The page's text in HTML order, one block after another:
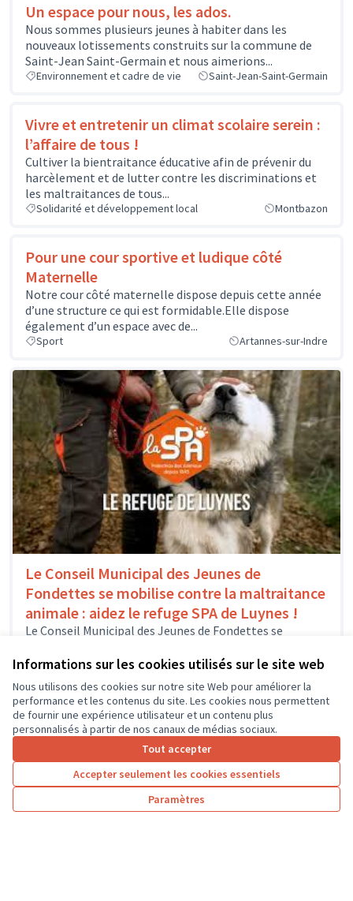
Informations sur les cookies utilisés sur le site web
Nous utilisons des cookies sur notre site Web pour améliorer la
performance et les contenus du site. Les cookies nous permettent
de fournir une expérience utilisateur et un contenu plus
personnalisés à partir de nos canaux de médias sociaux.
Tout accepter
Accepter seulement les cookies essentiels
Paramètres
Un espace pour nous, les ados.
Nous sommes plusieurs jeunes à habiter dans les
nouveaux lotissements construits sur la commune de
Saint-Jean Saint-Germain et nous aimerions...
Environnement et cadre de vie Saint-Jean-Saint-Germain
Vivre et entretenir un climat scolaire serein :
l’affaire de tous !
Cultiver la bientraitance éducative afin de prévenir du
harcèlement et de lutter contre les discriminations et
les maltraitances de tous...
Solidarité et développement local Montbazon
Pour une cour sportive et ludique côté
Maternelle
Notre cour côté maternelle dispose depuis cette année
d’une structure ce qui est formidable.Elle dispose
également d’un espace avec de...
Sport Artannes-sur-Indre
Le Conseil Municipal des Jeunes de
Fondettes se mobilise contre la maltraitance
animale : aidez le refuge SPA de Luynes !
Le Conseil Municipal des Jeunes de Fondettes se
d’acheter du matériel...
Résultats par page : 25
1 … 5